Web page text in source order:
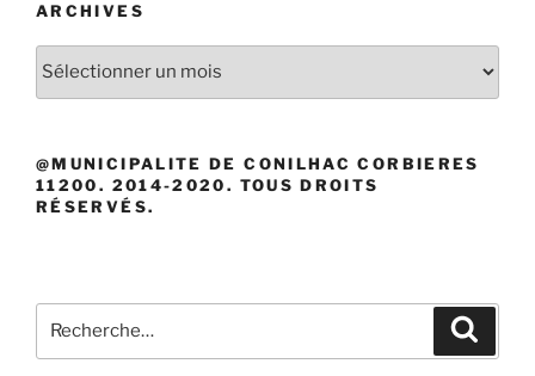
ARCHIVES
Archives
@MUNICIPALITE DE CONILHAC CORBIERES
11200. 2014-2020. TOUS DROITS
RÉSERVÉS.
pour